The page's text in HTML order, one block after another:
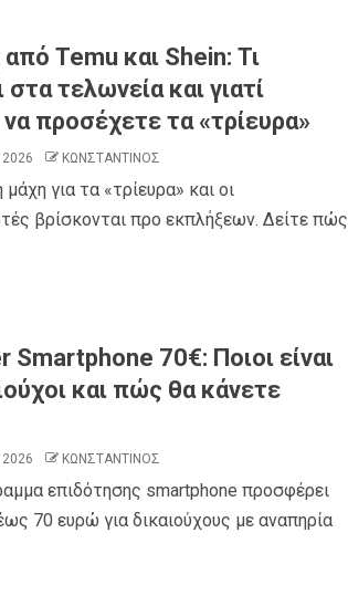
Temu και Shein: Τι
στα τελωνεία και γιατί
προσέχετε τα «τρίευρα»
2026 ΚΩΝΣΤΑΝΤΙΝΟΣ
μάχη για τα «τρίευρα» και οι
βρίσκονται προ εκπλήξεων. Δείτε πώς
Smartphone 70€: Ποιοι είναι
και πώς θα κάνετε
2026 ΚΩΝΣΤΑΝΤΙΝΟΣ
επιδότησης smartphone προσφέρει
70 ευρώ για δικαιούχους με αναπηρία